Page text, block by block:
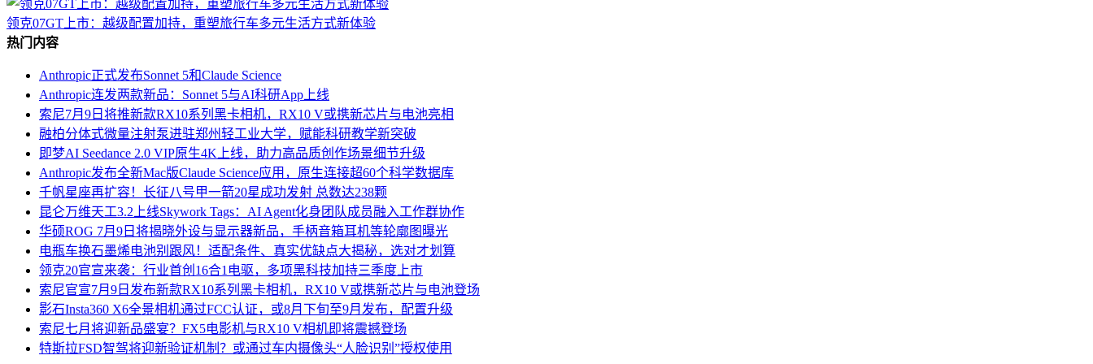
领克07GT上市：越级配置加持，重塑旅行车多元生活方式新体验
热门内容
Anthropic正式发布Sonnet 5和Claude Science
Anthropic连发两款新品：Sonnet 5与AI科研App上线
索尼7月9日将推新款RX10系列黑卡相机，RX10 V或携新芯片与电池亮相
融柏分体式微量注射泵进驻郑州轻工业大学，赋能科研教学新突破
即梦AI Seedance 2.0 VIP原生4K上线，助力高品质创作场景细节升级
Anthropic发布全新Mac版Claude Science应用，原生连接超60个科学数据库
千帆星座再扩容！长征八号甲一箭20星成功发射 总数达238颗
昆仑万维天工3.2上线Skywork Tags：AI Agent化身团队成员融入工作群协作
华硕ROG 7月9日将揭晓外设与显示器新品，手柄音箱耳机等轮廓图曝光
电瓶车换石墨烯电池别跟风！适配条件、真实优缺点大揭秘，选对才划算
领克20官宣来袭：行业首创16合1电驱，多项黑科技加持三季度上市
索尼官宣7月9日发布新款RX10系列黑卡相机，RX10 V或携新芯片与电池登场
影石Insta360 X6全景相机通过FCC认证，或8月下旬至9月发布，配置升级
索尼七月将迎新品盛宴？FX5电影机与RX10 V相机即将震撼登场
特斯拉FSD智驾将迎新验证机制？或通过车内摄像头“人脸识别”授权使用